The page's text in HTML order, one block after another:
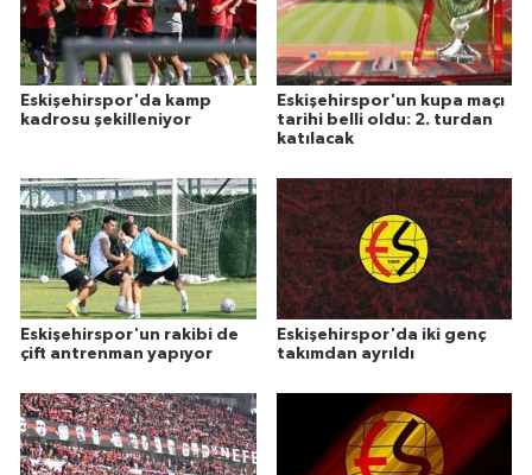
Eskişehirspor'da kamp
kadrosu şekilleniyor
Eskişehirspor'un kupa maçı
tarihi belli oldu: 2. turdan
katılacak
Eskişehirspor'un rakibi de
çift antrenman yapıyor
Eskişehirspor'da iki genç
takımdan ayrıldı